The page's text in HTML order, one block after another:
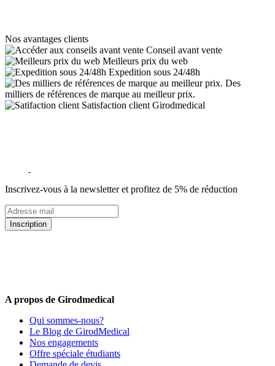
Nos avantages clients
Conseil avant vente
Meilleurs prix du web
Expedition sous 24/48h
Des
milliers de références de marque au meilleur prix.
Satisfaction client Girodmedical
Inscrivez-vous à la newsletter et profitez de 5% de réduction
Inscription
A propos de Girodmedical
Qui sommes-nous?
Le Blog de GirodMedical
Nos engagements
Offre spéciale étudiants